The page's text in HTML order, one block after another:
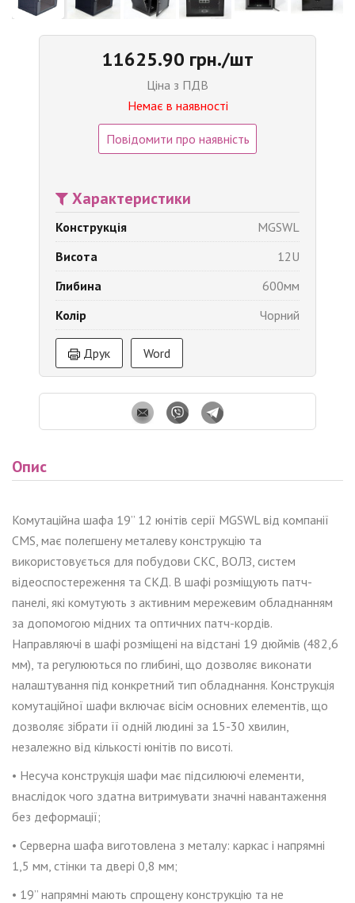
11625.90 грн./шт
Ціна з ПДВ
Немає в наявності
Повідомити про наявність
Характеристики
Конструкція
MGSWL
Висота
12U
Глибина
600мм
Колір
Чорний
Друк Word
Опис
Комутаційна шафа 19” 12 юнітів серії MGSWL від компанії
CMS, має полегшену металеву конструкцію та
використовується для побудови СКС, ВОЛЗ, систем
відеоспостереження та СКД. В шафі розміщують патч-
панелі, які комутують з активним мережевим обладнанням
за допомогою мідних та оптичних патч-кордів.
Направляючі в шафі розміщені на відстані 19 дюймів (482,6
мм) , та регулюються по глибині, що дозволяє виконати
налаштування під конкретний тип обладнання. Конструкція
комутаційної шафи включає вісім основних елементів, що
дозволяє зібрати її одній людині за 15-30 хвилин,
незалежно від кількості юнітів по висоті.
• Несуча конструкція шафи має підсилюючі елементи,
внаслідок чого здатна витримувати значні навантаження
без деформації;
• Серверна шафа виготовлена ​​з металу: каркас і напрямні
1,5 мм, стінки та двері 0,8 мм;
• 19” напрямні мають спрощену конструкцію та не